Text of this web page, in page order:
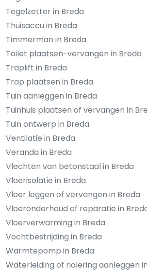
Tegelzetter in Breda
Thuisaccu in Breda
Timmerman in Breda
Toilet plaatsen-vervangen in Breda
Traplift in Breda
Trap plaatsen in Breda
Tuin aanleggen in Breda
Tuinhuis plaatsen of vervangen in
Tuin ontwerp in Breda
Ventilatie in Breda
Veranda in Breda
Vlechten van betonstaal in Breda
Vloerisolatie in Breda
Vloer leggen of vervangen in Breda
Vloeronderhoud of reparatie in
Vloerverwarming in Breda
Vochtbestrijding in Breda
Warmtepomp in Breda
Waterleiding of riolering aanleggen